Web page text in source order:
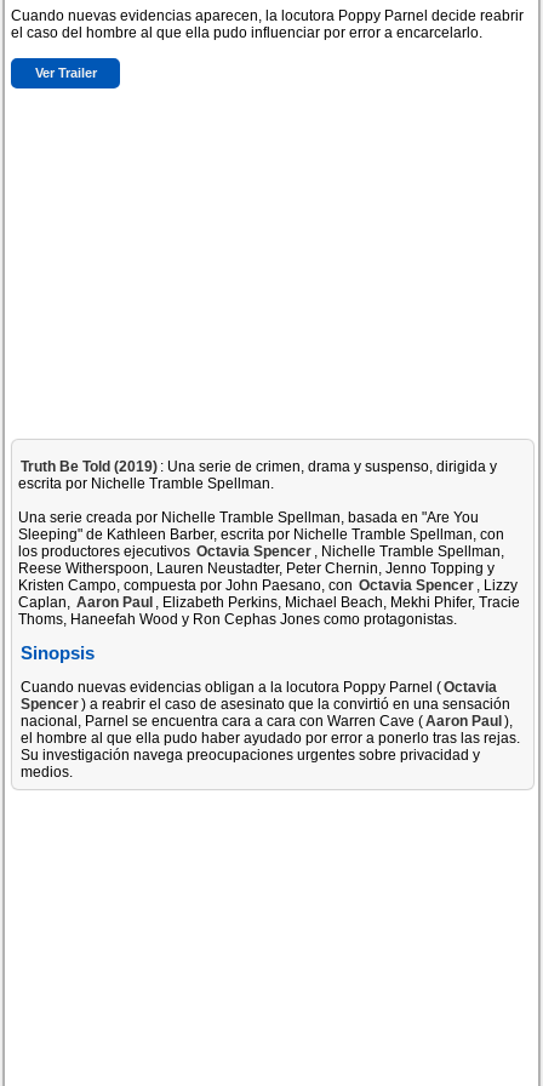
Cuando nuevas evidencias aparecen, la locutora Poppy Parnel decide reabrir
el caso del hombre al que ella pudo influenciar por error a encarcelarlo.
Ver Trailer
Truth Be Told (2019) : Una serie de crimen, drama y suspenso, dirigida y
escrita por Nichelle Tramble Spellman.
Una serie creada por Nichelle Tramble Spellman, basada en "Are You
Sleeping" de Kathleen Barber, escrita por Nichelle Tramble Spellman, con
los productores ejecutivos Octavia Spencer , Nichelle Tramble Spellman,
Reese Witherspoon, Lauren Neustadter, Peter Chernin, Jenno Topping y
Kristen Campo, compuesta por John Paesano, con Octavia Spencer , Lizzy
Caplan, Aaron Paul , Elizabeth Perkins, Michael Beach, Mekhi Phifer, Tracie
Thoms, Haneefah Wood y Ron Cephas Jones como protagonistas.
Sinopsis
Cuando nuevas evidencias obligan a la locutora Poppy Parnel (Octavia
Spencer) a reabrir el caso de asesinato que la convirtió en una sensación
nacional, Parnel se encuentra cara a cara con Warren Cave (Aaron Paul),
el hombre al que ella pudo haber ayudado por error a ponerlo tras las rejas.
Su investigación navega preocupaciones urgentes sobre privacidad y
medios.